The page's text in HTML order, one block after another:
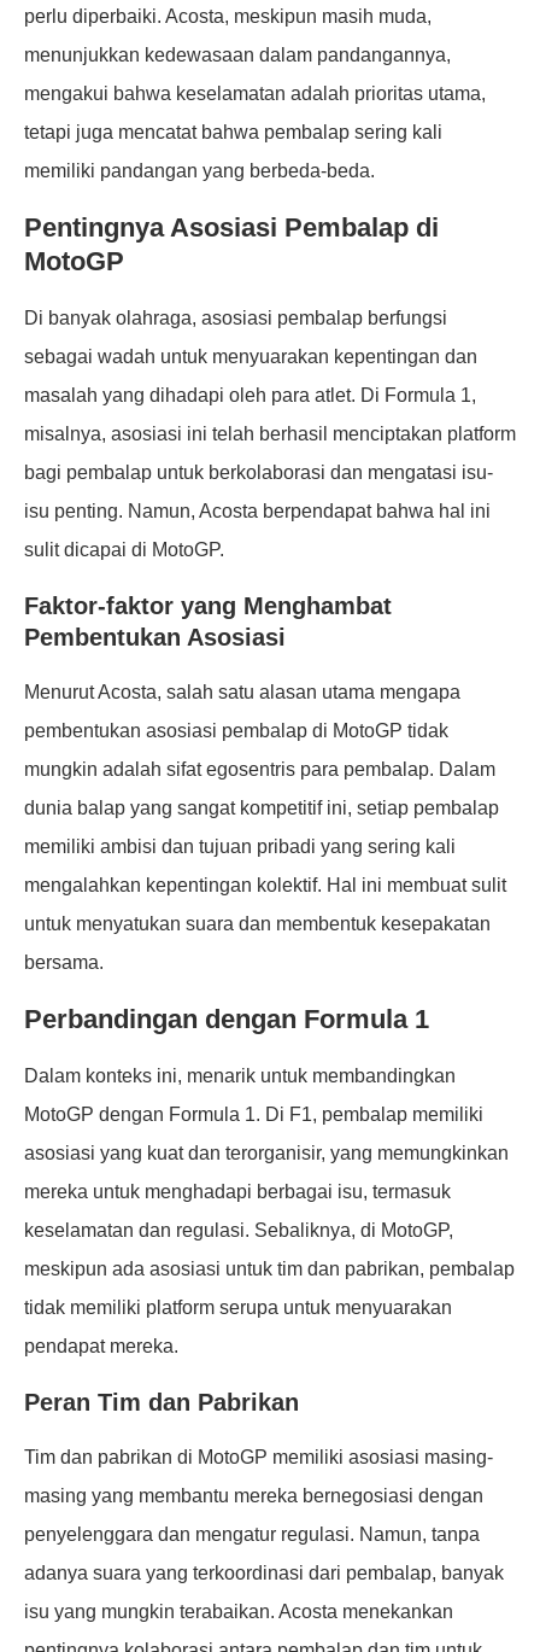
perlu diperbaiki. Acosta, meskipun masih muda,
menunjukkan kedewasaan dalam pandangannya,
mengakui bahwa keselamatan adalah prioritas utama,
tetapi juga mencatat bahwa pembalap sering kali
memiliki pandangan yang berbeda-beda.
Pentingnya Asosiasi Pembalap di
MotoGP
Di banyak olahraga, asosiasi pembalap berfungsi
sebagai wadah untuk menyuarakan kepentingan dan
masalah yang dihadapi oleh para atlet. Di Formula 1,
misalnya, asosiasi ini telah berhasil menciptakan platform
bagi pembalap untuk berkolaborasi dan mengatasi isu-
isu penting. Namun, Acosta berpendapat bahwa hal ini
sulit dicapai di MotoGP.
Faktor-faktor yang Menghambat
Pembentukan Asosiasi
Menurut Acosta, salah satu alasan utama mengapa
pembentukan asosiasi pembalap di MotoGP tidak
mungkin adalah sifat egosentris para pembalap. Dalam
dunia balap yang sangat kompetitif ini, setiap pembalap
memiliki ambisi dan tujuan pribadi yang sering kali
mengalahkan kepentingan kolektif. Hal ini membuat sulit
untuk menyatukan suara dan membentuk kesepakatan
bersama.
Perbandingan dengan Formula 1
Dalam konteks ini, menarik untuk membandingkan
MotoGP dengan Formula 1. Di F1, pembalap memiliki
asosiasi yang kuat dan terorganisir, yang memungkinkan
mereka untuk menghadapi berbagai isu, termasuk
keselamatan dan regulasi. Sebaliknya, di MotoGP,
meskipun ada asosiasi untuk tim dan pabrikan, pembalap
tidak memiliki platform serupa untuk menyuarakan
pendapat mereka.
Peran Tim dan Pabrikan
Tim dan pabrikan di MotoGP memiliki asosiasi masing-
masing yang membantu mereka bernegosiasi dengan
penyelenggara dan mengatur regulasi. Namun, tanpa
adanya suara yang terkoordinasi dari pembalap, banyak
isu yang mungkin terabaikan. Acosta menekankan